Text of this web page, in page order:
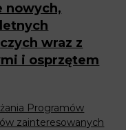
nowych,
wraz z
i osprzętem
Programów
zainteresowanych